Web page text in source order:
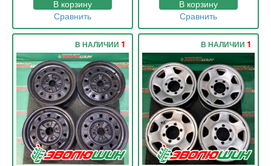
В корзину
Сравнить
В корзину
Сравнить
В НАЛИЧИИ 1 В НАЛИЧИИ 1